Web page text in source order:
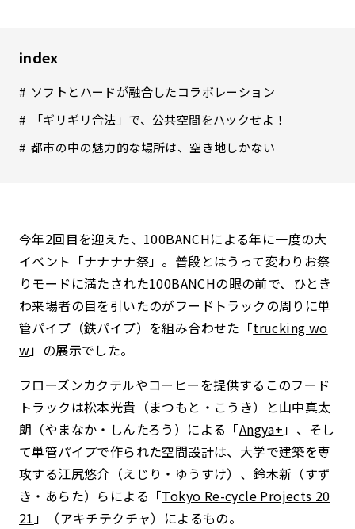
index
ソフトとハードが融合したコラボレーション
「ギリギリ合法」で、公共空間をハックせよ！
都市の中の魅力的な場所は、空き地しかない
今年2回目を迎えた、100BANCHによる年に一度の大
イベント「ナナナナ祭」。普段とはうって変わりお祭
りモードに満たされた100BANCHの眼の前で、ひとき
わ来場者の目を引いたのがフードトラックの周りに単
管パイプ（鉄パイプ）を組み合わせた「trucking wo
w」の展示でした。
フローズンカクテルやコーヒーを提供するこのフード
トラックは松本光貴（まつもと・こうき）と山中真太
朗（やまなか・しんたろう）による「Angya+」、そし
て単管パイプで作られた空間設計は、大学で建築を専
攻する江尻悠介（えじり・ゆうすけ）、鈴木新（すず
き・あらた）らによる「Tokyo Re-cycle Projects 20
21」（アキチテクチャ）によるもの。